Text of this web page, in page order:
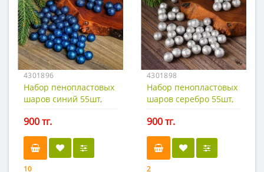
4301896
Набор пенопластовых
шаров синий 55шт,
900 тг.
10
4301898
Набор пенопластовых
шаров серебро 55шт,
900 тг.
2